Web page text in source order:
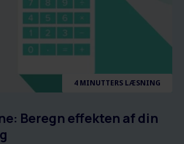
4 MINUTTERS LÆSNING
Beregn effekten af din